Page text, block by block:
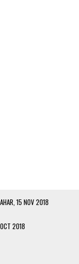
15 NOV 2018
2018